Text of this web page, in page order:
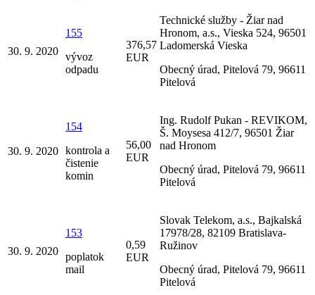
30. 9. 2020
155
vývoz
odpadu
376,57
EUR
Technické služby - Žiar nad
Hronom, a.s., Vieska 524, 96501
Ladomerská Vieska
Obecný úrad, Pitelová 79, 96611
Pitelová
30. 9. 2020
154
kontrola a
čistenie
komin
56,00
EUR
Ing. Rudolf Pukan - REVIKOM,
Š. Moysesa 412/7, 96501 Žiar
nad Hronom
Obecný úrad, Pitelová 79, 96611
Pitelová
30. 9. 2020
153
poplatok
mail
0,59
EUR
Slovak Telekom, a.s., Bajkalská
17978/28, 82109 Bratislava-
Ružinov
Obecný úrad, Pitelová 79, 96611
Pitelová